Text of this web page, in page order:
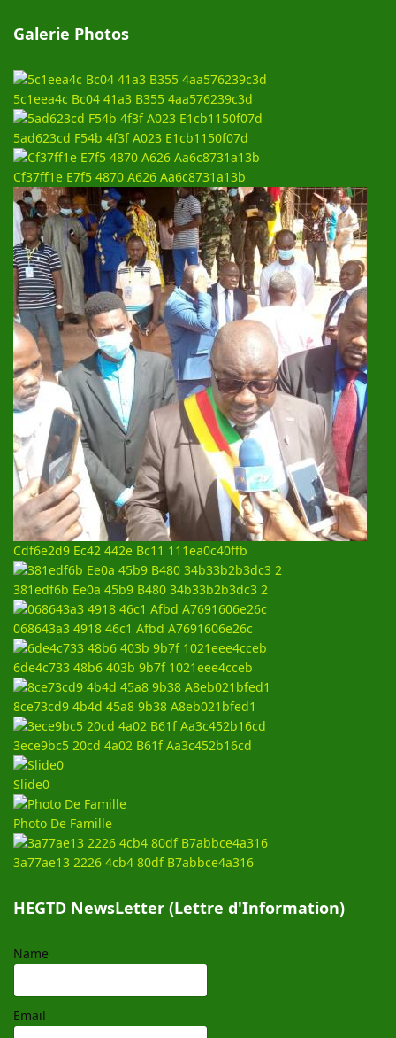
Galerie Photos
5c1eea4c Bc04 41a3 B355 4aa576239c3d
5ad623cd F54b 4f3f A023 E1cb1150f07d
Cf37ff1e E7f5 4870 A626 Aa6c8731a13b
Cdf6e2d9 Ec42 442e Bc11 111ea0c40ffb
381edf6b Ee0a 45b9 B480 34b33b2b3dc3 2
068643a3 4918 46c1 Afbd A7691606e26c
6de4c733 48b6 403b 9b7f 1021eee4cceb
8ce73cd9 4b4d 45a8 9b38 A8eb021bfed1
3ece9bc5 20cd 4a02 B61f Aa3c452b16cd
Slide0
Photo De Famille
3a77ae13 2226 4cb4 80df B7abbce4a316
HEGTD NewsLetter (Lettre d'Information)
Name
Email